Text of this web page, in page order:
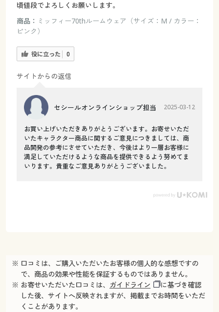
頃値段でよろしくお願いします。
商品： ミッフィー70thルームウェア（サイズ：M / カラー：
ピンク）
役に立った 0
サイトからの返信
セシールオンラインショップ担当 2025-03-12
お買い上げいただきありがとうございます。お寄せいただ
いたキャラクター商品に関するご意見につきましては、商
品開発の参考にさせていただき、今後はより一層お客様に
満足していただけるような商品を提供できるよう努めてま
いります。貴重なご意見ありがとうございました。
※ 口コミは、ご購入いただいたお客様の個人的な感想ですの
で、商品の効果や性能を保証するものではありません。
※ お寄せいただいた口コミは、 ガイドライン
に基づき確認
した後、サイトへ反映されますが、掲載までお時間をいただ
くことがあります。